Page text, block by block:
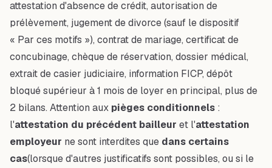
attestation d'absence de crédit, autorisation de
prélèvement, jugement de divorce (sauf le dispositif
« Par ces motifs »), contrat de mariage, certificat de
concubinage, chèque de réservation, dossier médical,
extrait de casier judiciaire, information FICP, dépôt
bloqué supérieur à 1 mois de loyer en principal, plus de
2 bilans. Attention aux pièges conditionnels :
l'attestation du précédent bailleur et l'attestation
employeur ne sont interdites que dans certains
cas(lorsque d'autres justificatifs sont possibles, ou si le